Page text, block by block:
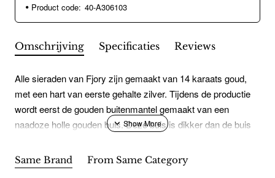
Product code: 40-A306103
Omschrijving Specificaties Reviews
Alle sieraden van Fjory zijn gemaakt van 14 karaats goud,
met een hart van eerste gehalte zilver. Tijdens de productie
wordt eerst de gouden buitenmantel gemaakt van een
naadoze holle gouden buis. Deze buis is dikker dan de buis
wordt vervolgens gevuld met een strak aansluitende zilveren
kern. De kern zorgt ervoor dat Fjory niet of nauwelijks kan
Same Brand From Same Category